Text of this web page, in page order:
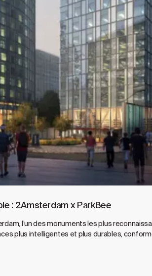
: 2Amsterdam x ParkBee
l'un des monuments les plus
plus intelligentes et plus durables,